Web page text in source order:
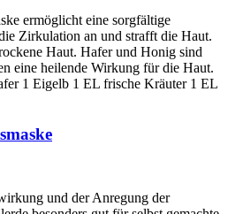
ermöglicht eine sorgfältige
Zirkulation an und strafft die Haut.
Haut. Hafer und Honig sind
eine heilende Wirkung für die Haut.
1 Eigelb 1 EL frische Kräuter 1 EL
und der Anregung der